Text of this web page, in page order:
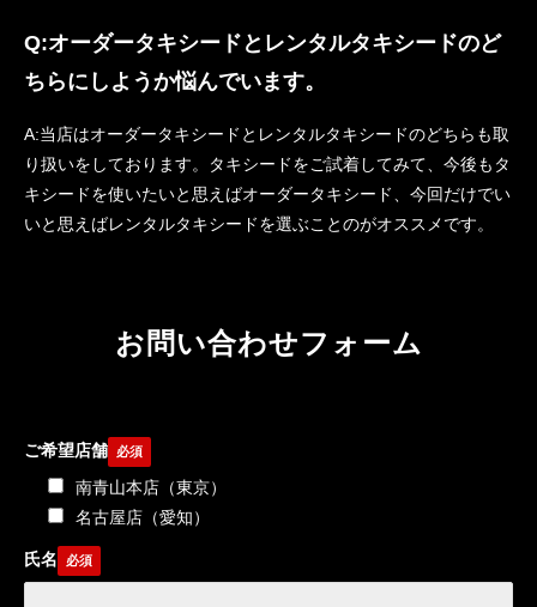
Q:オーダータキシードとレンタルタキシードのど
ちらにしようか悩んでいます。
A:当店はオーダータキシードとレンタルタキシードのどちらも取
り扱いをしております。タキシードをご試着してみて、今後もタ
キシードを使いたいと思えばオーダータキシード、今回だけでい
いと思えばレンタルタキシードを選ぶことのがオススメです。
お問い合わせフォーム
ご希望店舗
南青山本店（東京）
名古屋店（愛知）
氏名